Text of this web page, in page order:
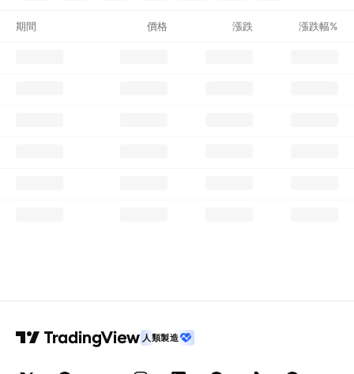
期間 價格 漲跌 漲跌幅%
人類製造